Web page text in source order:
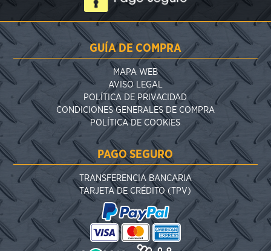
GUÍA DE COMPRA
MAPA WEB
AVISO LEGAL
POLÍTICA DE PRIVACIDAD
CONDICIONES GENERALES DE COMPRA
POLÍTICA DE COOKIES
PAGO SEGURO
TRANSFERENCIA BANCARIA
TARJETA DE CRÉDITO (TPV)